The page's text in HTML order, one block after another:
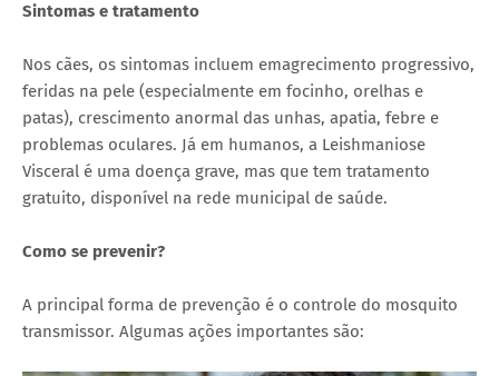
Sintomas e tratamento
Nos cães, os sintomas incluem emagrecimento progressivo,
feridas na pele (especialmente em focinho, orelhas e
patas), crescimento anormal das unhas, apatia, febre e
problemas oculares. Já em humanos, a Leishmaniose
Visceral é uma doença grave, mas que tem tratamento
gratuito, disponível na rede municipal de saúde.
Como se prevenir?
A principal forma de prevenção é o controle do mosquito
transmissor. Algumas ações importantes são: